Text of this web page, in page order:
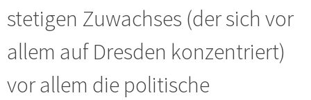
stetigen Zuwachses (der sich vor
allem auf Dresden konzentriert)
vor allem die politische